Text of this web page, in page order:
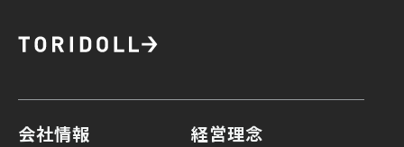
会社情報 経営理念